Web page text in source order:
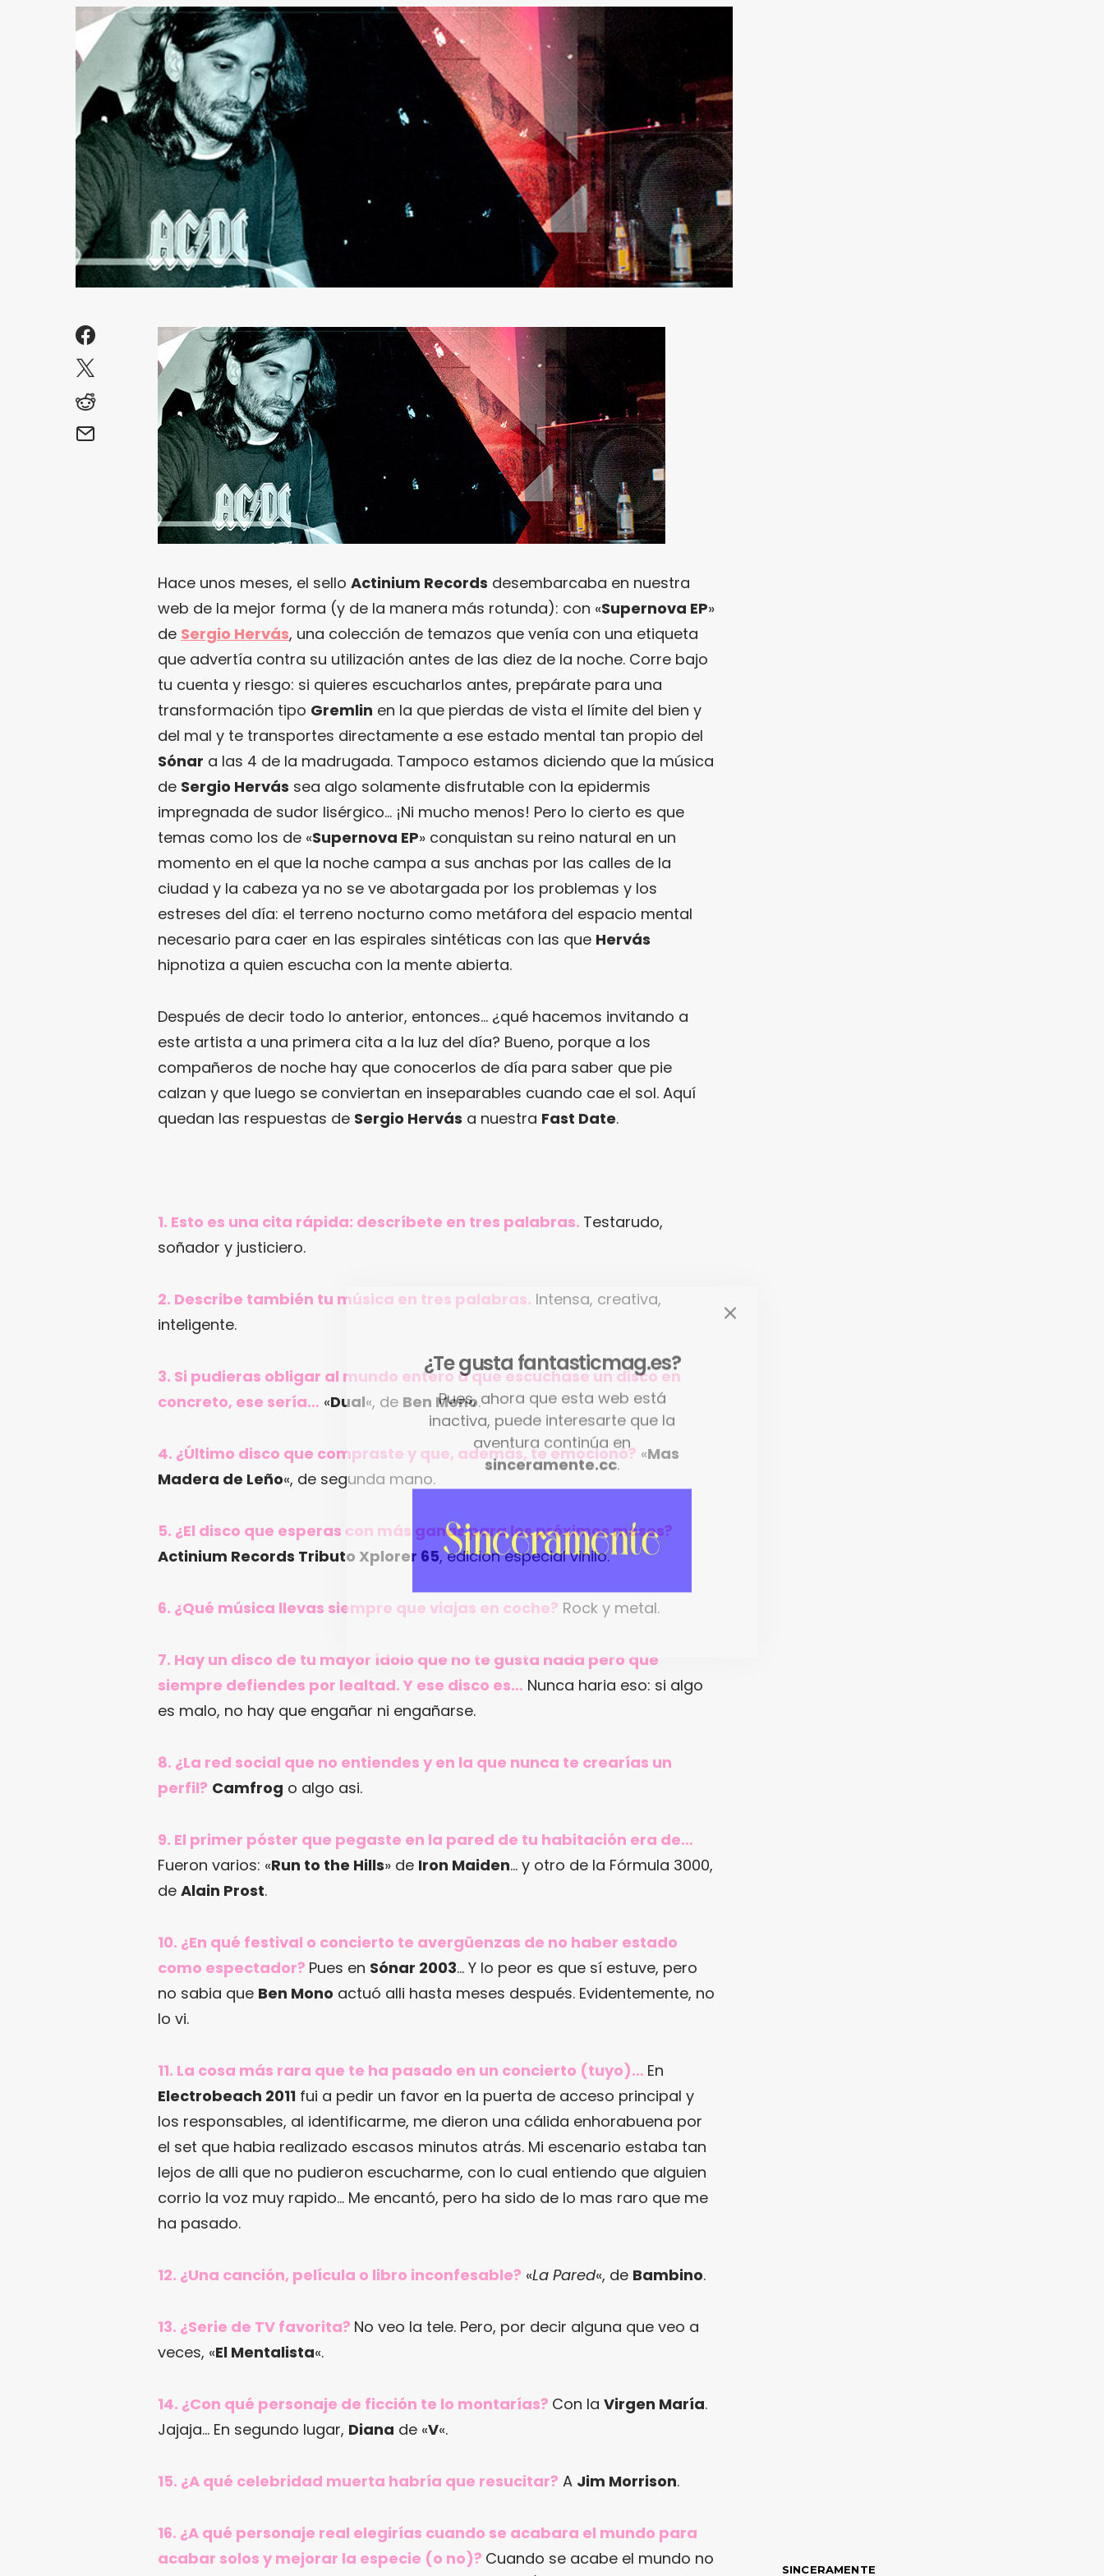
Hace unos meses, el sello Actinium Records desembarcaba en nuestra
web de la mejor forma (y de la manera más rotunda): con «Supernova EP»
de Sergio Hervás, una colección de temazos que venía con una etiqueta
que advertía contra su utilización antes de las diez de la noche. Corre bajo
tu cuenta y riesgo: si quieres escucharlos antes, prepárate para una
transformación tipo Gremlin en la que pierdas de vista el límite del bien y
del mal y te transportes directamente a ese estado mental tan propio del
Sónar a las 4 de la madrugada. Tampoco estamos diciendo que la música
de Sergio Hervás sea algo solamente disfrutable con la epidermis
impregnada de sudor lisérgico… ¡Ni mucho menos! Pero lo cierto es que
temas como los de «Supernova EP» conquistan su reino natural en un
momento en el que la noche campa a sus anchas por las calles de la
ciudad y la cabeza ya no se ve abotargada por los problemas y los
estreses del día: el terreno nocturno como metáfora del espacio mental
necesario para caer en las espirales sintéticas con las que Hervás
hipnotiza a quien escucha con la mente abierta.
Después de decir todo lo anterior, entonces… ¿qué hacemos invitando a
este artista a una primera cita a la luz del día? Bueno, porque a los
compañeros de noche hay que conocerlos de día para saber que pie
calzan y que luego se conviertan en inseparables cuando cae el sol. Aquí
quedan las respuestas de Sergio Hervás a nuestra Fast Date.
1. Esto es una cita rápida: descríbete en tres palabras. Testarudo,
soñador y justiciero.
2. Describe también tu música en tres palabras. Intensa, creativa,
inteligente.
3. Si pudieras obligar al mundo entero a que escuchase un disco en
concreto, ese sería… «Dual«, de Ben Mono.
4. ¿Último disco que compraste y que, además, te emocionó? «Mas
Madera de Leño«, de segunda mano.
5. ¿El disco que esperas con más ganas para los próximos meses?
Actinium Records Tributo Xplorer 65, edicion especial vinilo.
6. ¿Qué música llevas siempre que viajas en coche? Rock y metal.
7. Hay un disco de tu mayor ídolo que no te gusta nada pero que
siempre defiendes por lealtad. Y ese disco es… Nunca haria eso: si algo
es malo, no hay que engañar ni engañarse.
8. ¿La red social que no entiendes y en la que nunca te crearías un
perfil? Camfrog o algo asi.
9. El primer póster que pegaste en la pared de tu habitación era de…
Fueron varios: «Run to the Hills» de Iron Maiden… y otro de la Fórmula 3000,
de Alain Prost.
10. ¿En qué festival o concierto te avergüenzas de no haber estado
como espectador? Pues en Sónar 2003… Y lo peor es que sí estuve, pero
no sabia que Ben Mono actuó alli hasta meses después. Evidentemente, no
lo vi.
11. La cosa más rara que te ha pasado en un concierto (tuyo)… En
Electrobeach 2011 fui a pedir un favor en la puerta de acceso principal y
los responsables, al identificarme, me dieron una cálida enhorabuena por
el set que habia realizado escasos minutos atrás. Mi escenario estaba tan
lejos de alli que no pudieron escucharme, con lo cual entiendo que alguien
corrio la voz muy rapido… Me encantó, pero ha sido de lo mas raro que me
ha pasado.
12. ¿Una canción, película o libro inconfesable? «La Pared«, de Bambino.
13. ¿Serie de TV favorita? No veo la tele. Pero, por decir alguna que veo a
veces, «El Mentalista«.
14. ¿Con qué personaje de ficción te lo montarías? Con la Virgen María.
Jajaja… En segundo lugar, Diana de «V«.
15. ¿A qué celebridad muerta habría que resucitar? A Jim Morrison.
16. ¿A qué personaje real elegirías cuando se acabara el mundo para
acabar solos y mejorar la especie (o no)? Cuando se acabe el mundo no
SINCERAMENTE
¿Te gusta fantasticmag.es?
Pues, ahora que esta web está
inactiva, puede interesarte que la
aventura continúa en
sinceramente.cc.